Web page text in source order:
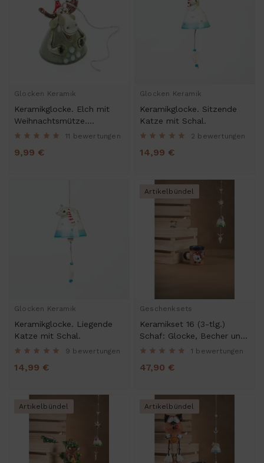
Glocken Keramik
Keramikglocke. Elch mit
Weihnachtsmütze.
Weihnachtsbaumschmuck
11 bewertungen
9,99 €
Glocken Keramik
Keramikglocke. Sitzende
Katze mit Schal.
2 bewertungen
14,99 €
Glocken Keramik
Keramikglocke. Liegende
Katze mit Schal.
9 bewertungen
14,99 €
Geschenksets
Keramikset 16 (3-tlg.)
Schaf: Glocke, Becher und
Minifigur
1 bewertungen
47,90 €
Artikelbündel
Artikelbündel Artikelbündel